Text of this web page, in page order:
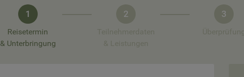
1
Reisetermin
& Unterbringung
2 3